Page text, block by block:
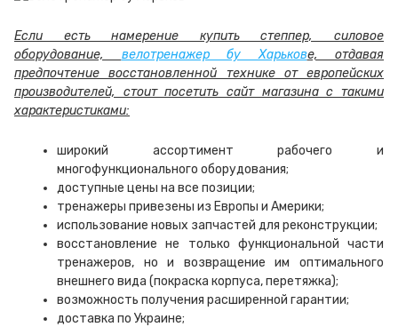
Если есть намерение купить степпер, силовое
оборудование, велотренажер бу Харькове, отдавая
предпочтение восстановленной технике от европейских
производителей, стоит посетить сайт магазина с такими
характеристиками:
широкий ассортимент рабочего и
многофункционального оборудования;
доступные цены на все позиции;
тренажеры привезены из Европы и Америки;
использование новых запчастей для реконструкции;
восстановление не только функциональной части
тренажеров, но и возвращение им оптимального
внешнего вида (покраска корпуса, перетяжка);
возможность получения расширенной гарантии;
доставка по Украине;